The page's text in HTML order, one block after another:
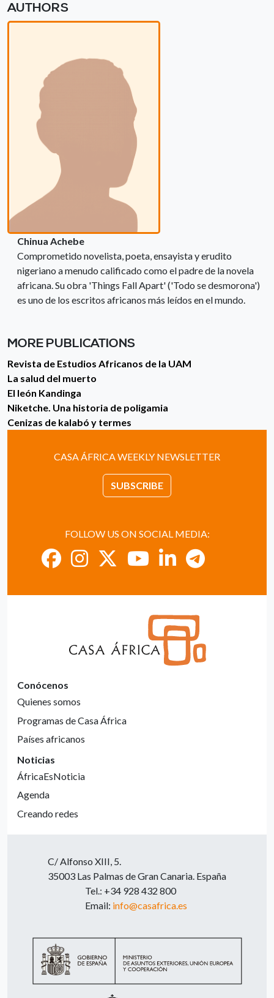
AUTHORS
Chinua Achebe
Comprometido novelista, poeta, ensayista y erudito
nigeriano a menudo calificado como el padre de la novela
africana. Su obra 'Things Fall Apart' ('Todo se desmorona')
es uno de los escritos africanos más leídos en el mundo.
MORE PUBLICATIONS
Revista de Estudios Africanos de la UAM
La salud del muerto
El león Kandinga
Niketche. Una historia de poligamia
Cenizas de kalabó y termes
CASA ÁFRICA WEEKLY NEWSLETTER
SUBSCRIBE
FOLLOW US ON SOCIAL MEDIA:
Conócenos
Quienes somos
Programas de Casa África
Países africanos
Noticias
ÁfricaEsNoticia
Agenda
Creando redes
C/ Alfonso XIII, 5.
35003 Las Palmas de Gran Canaria. España
Tel.: +34 928 432 800
Email: info@casafrica.es